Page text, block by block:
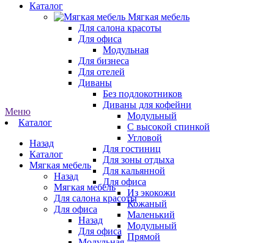
Каталог
Мягкая мебель
Для салона красоты
Для офиса
Модульная
Для бизнеса
Для отелей
Диваны
Без подлокотников
Диваны для кофейни
Модульный
С высокой спинкой
Угловой
Для гостиниц
Для зоны отдыха
Для кальянной
Для офиса
Из экокожи
Кожаный
Маленький
Модульный
Прямой
Меню
Каталог
Назад
Каталог
Мягкая мебель
Назад
Мягкая мебель
Для салона красоты
Для офиса
Назад
Для офиса